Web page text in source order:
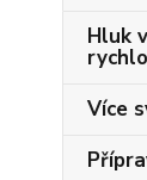
Hluk
Více